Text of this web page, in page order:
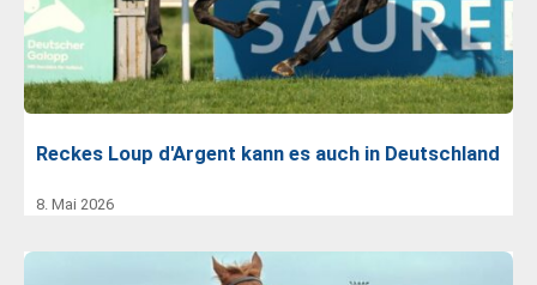
Reckes Loup d'Argent kann es auch in Deutschland
8. Mai 2026